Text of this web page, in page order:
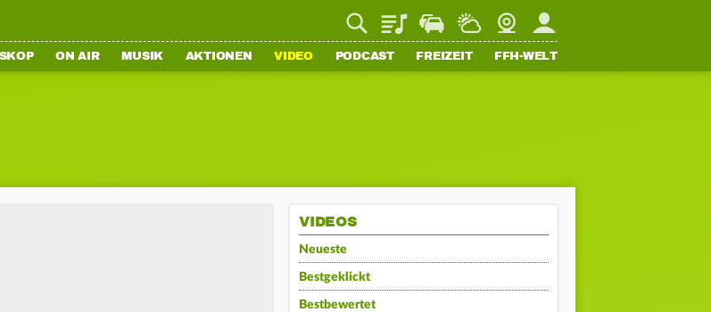
PlaylistStaupilotWetterWebcamMein FFH
ON AIR MUSIK AKTIONEN VIDEO PODCAST FREIZEIT FFH-WELT
VIDEOS
Neueste
Bestgeklickt
Bestbewertet